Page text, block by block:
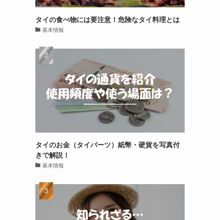
タイの食べ物には要注意！危険なタイ料理とは
基本情報
タイのお金（タイバーツ）紙幣・硬貨を写真付
きで解説！
基本情報